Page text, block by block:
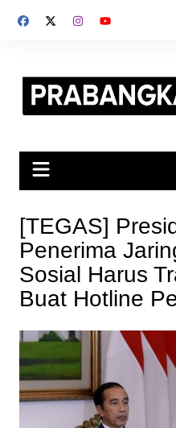
[TEGAS]
Penerima
Sosial Harus
Buat Hotline